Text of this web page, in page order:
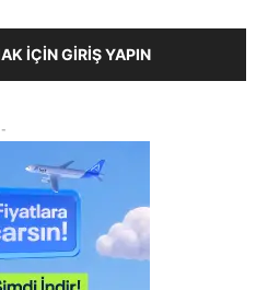
İÇIN GIRIŞ YAPIN